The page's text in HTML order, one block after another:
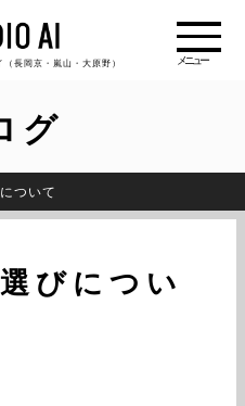
長岡京・嵐山・大原野）
グ
ついて
びについ